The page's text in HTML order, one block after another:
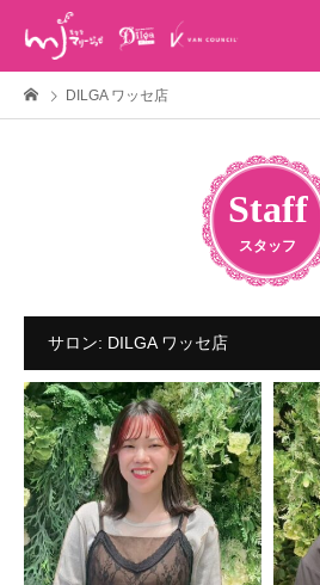
DILGA ワッセ店
Staff
スタッフ
サロン: DILGA ワッセ店